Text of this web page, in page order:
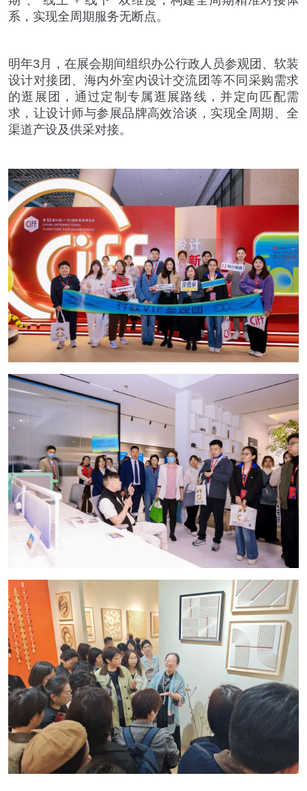
系，实现全周期服务无断点。
明年3月，在展会期间组织办公行政人员参观团、软装
设计对接团、海内外室内设计交流团等不同采购需求
的逛展团，通过定制专属逛展路线，并定向匹配需
求，让设计师与参展品牌高效洽谈，实现全周期、全
渠道产设及供采对接。